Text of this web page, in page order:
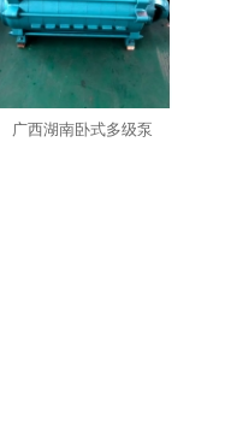
广西湖南卧式多级泵